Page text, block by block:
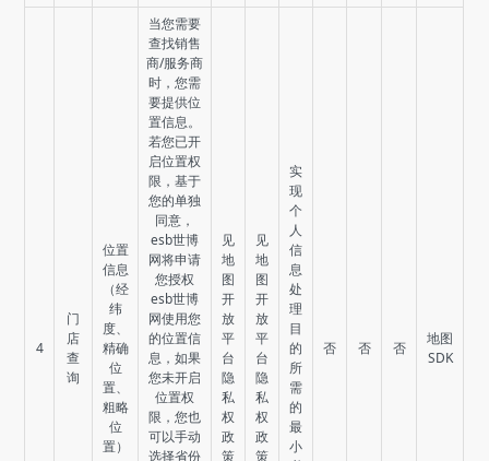
4
门
店
查
询
位置
信息
（经
纬
度、
精确
位
置、
粗略
位
置）
当您需要
查找销售
商/服务商
时，您需
要提供位
置信息。
若您已开
启位置权
限，基于
您的单独
同意，
esb世博
网将申请
您授权
esb世博
网使用您
的位置信
息，如果
您未开启
位置权
限，您也
可以手动
选择省份
见
地
图
开
放
平
台
隐
私
权
政
策
见
地
图
开
放
平
台
隐
私
权
政
策
实
现
个
人
信
息
处
理
目
的
所
需
的
最
小
否 否 否
地图
SDK